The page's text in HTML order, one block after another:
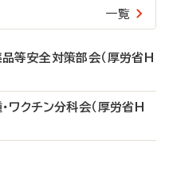
一覧
等安全対策部会（厚労省H
クチン分科会（厚労省H